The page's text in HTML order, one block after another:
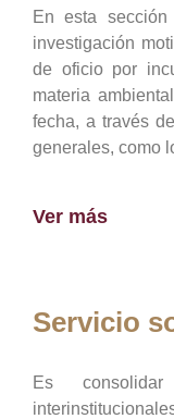
En esta
investigación
de oficio por
materia
fecha, a través
generales, como
Ver más
Servicio
Es